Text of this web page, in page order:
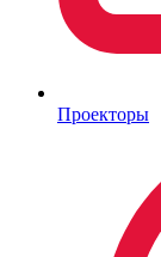
Проекторы